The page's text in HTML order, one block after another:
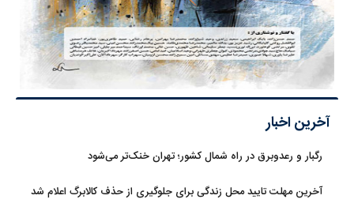
آخرین اخبار
رگبار و رعدوبرق در راه شمال کشور؛ تهران خنک‌تر می‌شود
آخرین مهلت تایید محل زندگی برای جلوگیری از حذف کالابرگ اعلام شد